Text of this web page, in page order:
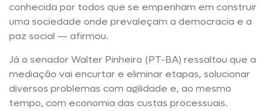
conhecida por todos que se empenham em construir
uma sociedade onde prevaleçam a democracia e a
paz social — afirmou.
Já o senador Walter Pinheiro (PT-BA) ressaltou que a
mediação vai encurtar e eliminar etapas, solucionar
diversos problemas com agilidade e, ao mesmo
tempo, com economia das custas processuais.